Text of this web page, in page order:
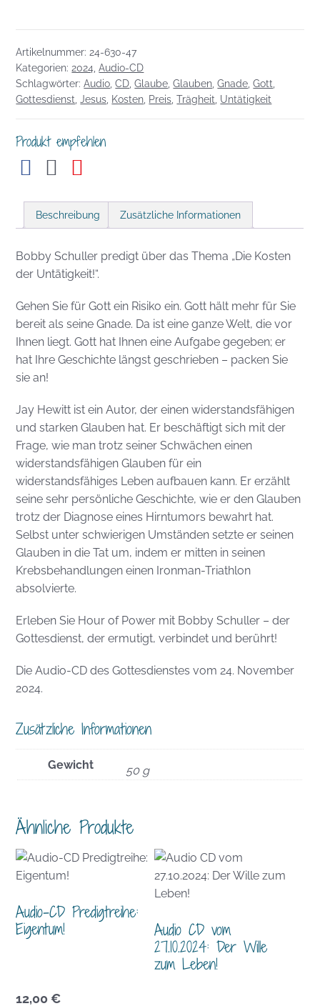
Kosten
der
Untätigkeit!
Menge
Artikelnummer: 24-630-47
Kategorien: 2024 ,Audio-CD
Schlagwörter:Audio ,CD ,Glaube ,Glauben ,Gnade ,Gott
Gottesdienst ,Jesus Kosten Preis ,Trägheit Untätigkeit
Produkt empfehlen
Beschreibung Zusätzliche Informationen
Bobby Schuller predigt über das Thema „Die Kosten
der Untätigkeit!“.
Gehen Sie für Gott ein Risiko ein. Gott hält mehr für Sie
bereit als seine Gnade. Da ist eine ganze Welt, die vor
Ihnen liegt. Gott hat Ihnen eine Aufgabe gegeben; er
hat Ihre Geschichte längst geschrieben – packen Sie
sie an!
Jay Hewitt ist ein Autor, der einen widerstandsfähigen
und starken Glauben hat. Er beschäftigt sich mit der
Frage, wie man trotz seiner Schwächen einen
widerstandsfähigen Glauben für ein
widerstandsfähiges Leben aufbauen kann. Er erzählt
seine sehr persönliche Geschichte, wie er den Glauben
trotz der Diagnose eines Hirntumors bewahrt hat.
Selbst unter schwierigen Umständen setzte er seinen
Glauben in die Tat um, indem er mitten in seinen
Krebsbehandlungen einen Ironman-Triathlon
absolvierte.
Erleben Sie Hour of Power mit Bobby Schuller – der
Gottesdienst, der ermutigt, verbindet und berührt!
Die Audio-CD des Gottesdienstes vom 24. November
2024.
Zusätzliche Informationen
Gewicht 50 g
Ähnliche Produkte
Audio-CD Predigtreihe:
Eigentum!
12,00 €
Audio CD vom
27.10.2024: Der Wille
zum Leben!